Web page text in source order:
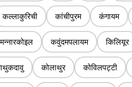
कल्लाकुरिची कांचीपुरम कंगायम
कवुंदमपलायम किलियूर
कोलाथुर कोविलपट्टी